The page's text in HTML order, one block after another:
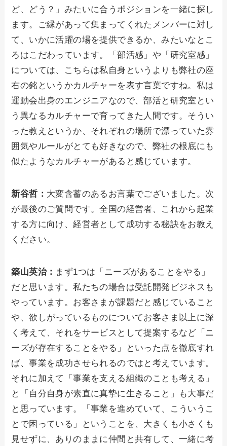
ど、どう？」みたいに合うポジションを一緒に探し
ます。ご縁があって集まってくれたメンバーに対し
て、いかに活躍の場を提供できるか、みたいなとこ
ろはこだわっています。「部活感」や「研究室感」
については、こちらは私自身というよりも弊社の座
右の銘というかカルチャーを表す言葉ですね。私は
運動会出身のエンジニアなので、部活と研究室とい
う異なるカルチャーで育ってきた人間です。そうい
った教えというか、それぞれの場所で漂っていた雰
囲気やルールがとても好きなので、弊社の根底にも
似たようなカルチャーがあると感じています。
新谷哲： 大変含蓄のあるお言葉でございました。次
が最後のご質問です。全国の経営者、これから起業
する方に向け、経営者として成功する秘訣をお教え
ください。
築山英治： まず1つは「ニーズがあることをやる」
だと思います。私たちの場合は受託開発ビジネスも
やっています。お客さまが課題だと感じていること
や、欲しがっているものについてお客さま以上に深
く考えて、それをサービスとして提案するなど「ニ
ーズが存在することをやる」といった点を徹底すれ
ば、事業を成功させられるのではと考えています。
それに加えて「事業を支える組織のことも考える」
と「自分自身が素直に真摯に生きること」も大事だ
と思っています。「事業を進めていて、こういうこ
とで困っている」ということを、大きくも小さくも
見せずに、ありのままに仲間と共有して、一緒に考